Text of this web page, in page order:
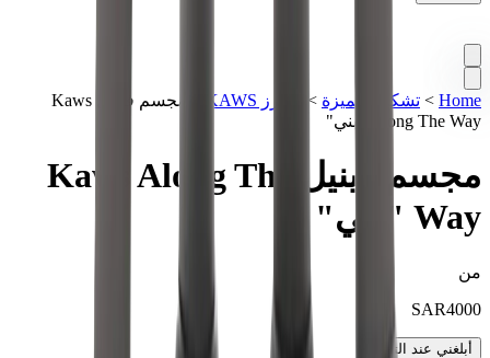
Home
> تشكيلة مميزة > فيغرز KAWS
مجسم فينيل Kaws
Along The Way "بني"
مجسم فينيل Kaws Along The
Way "بني"
من
SAR4000
أبلغني عند التوفر